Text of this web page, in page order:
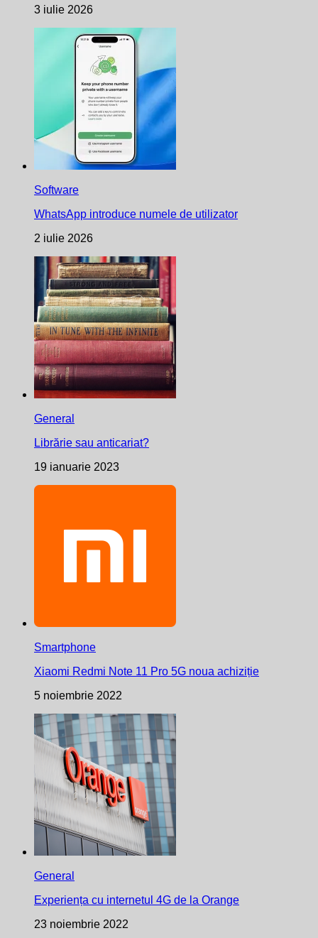
3 iulie 2026
Software
WhatsApp introduce numele de utilizator
2 iulie 2026
General
Librărie sau anticariat?
19 ianuarie 2023
Smartphone
Xiaomi Redmi Note 11 Pro 5G noua achiziție
5 noiembrie 2022
General
Experiența cu internetul 4G de la Orange
23 noiembrie 2022